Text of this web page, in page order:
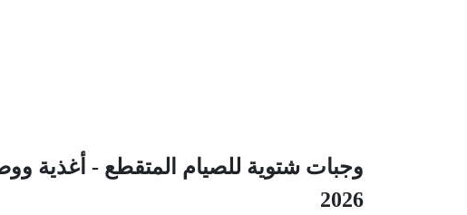
وجبات شتوية للصيام المتقطع - أغذية
2026